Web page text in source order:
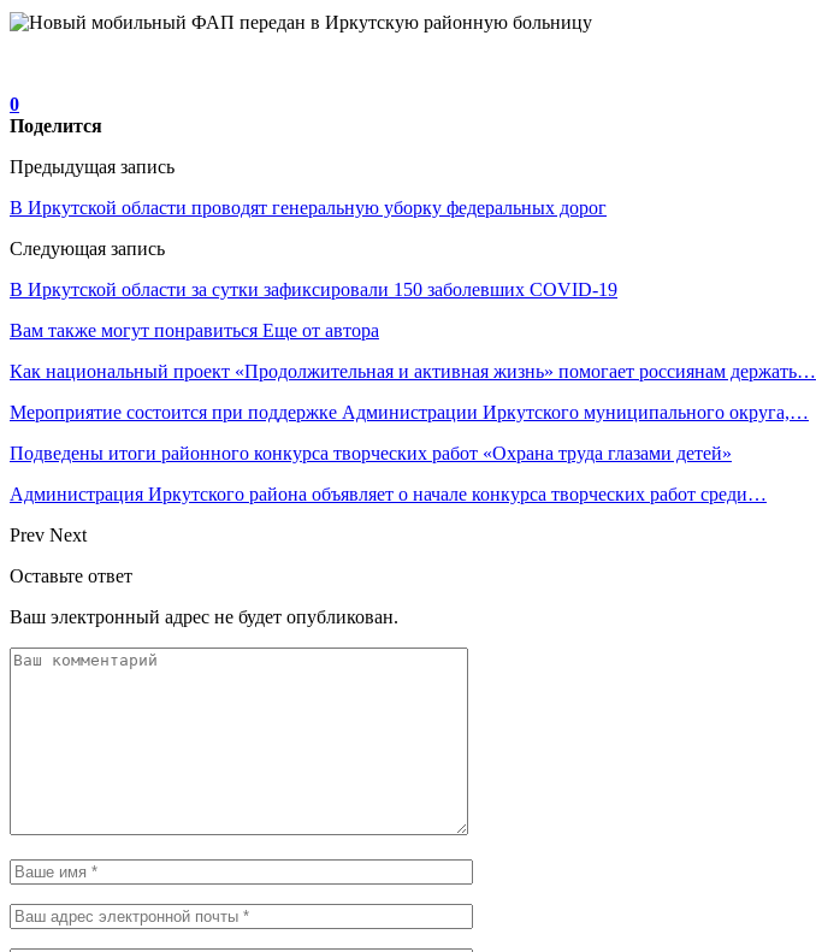
0
Поделится
Предыдущая запись
В Иркутской области проводят генеральную уборку федеральных дорог
Следующая запись
В Иркутской области за сутки зафиксировали 150 заболевших COVID-19
Вам также могут понравиться Еще от автора
Как национальный проект «Продолжительная и активная жизнь» помогает россиянам держать…
Мероприятие состоится при поддержке Администрации Иркутского муниципального округа,…
Подведены итоги районного конкурса творческих работ «Охрана труда глазами детей»
Администрация Иркутского района объявляет о начале конкурса творческих работ среди…
Prev Next
Оставьте ответ
Ваш электронный адрес не будет опубликован.